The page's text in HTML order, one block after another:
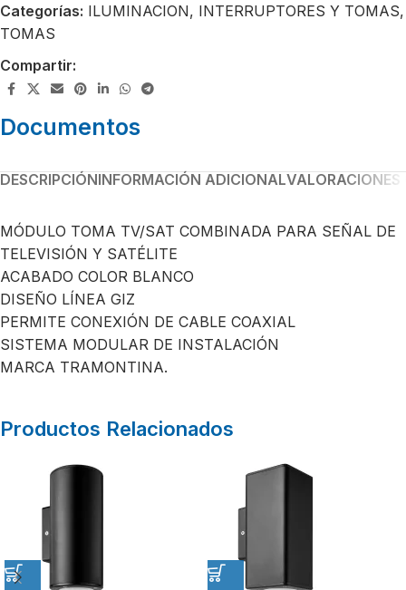
Categorías: ILUMINACION, INTERRUPTORES Y TOMAS,
TOMAS
Compartir:
Documentos
DESCRIPCIÓNINFORMACIÓN ADICIONAL
MÓDULO TOMA TV/SAT COMBINADA PARA SEÑAL DE
TELEVISIÓN Y SATÉLITE
ACABADO COLOR BLANCO
DISEÑO LÍNEA GIZ
PERMITE CONEXIÓN DE CABLE COAXIAL
SISTEMA MODULAR DE INSTALACIÓN
MARCA TRAMONTINA.
Productos Relacionados